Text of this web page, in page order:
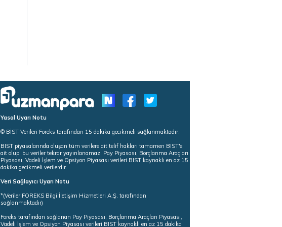
Yasal Uyarı Notu
© BİST Verileri Foreks tarafından 15 dakika gecikmeli sağlanmaktadır.
BIST piyasalarında oluşan tüm verilere ait telif hakları tamamen BIST'e
ait olup, bu veriler tekrar yayınlanamaz. Pay Piyasası, Borçlanma Araçları
Piyasası, Vadeli İşlem ve Opsiyon Piyasası verileri BIST kaynaklı en az 15
dakika gecikmeli verilerdir.
Veri Sağlayıcı Uyarı Notu
*(Veriler FOREKS Bilgi İletişim Hizmetleri A.Ş. tarafından
sağlanmaktadır)
Foreks tarafından sağlanan Pay Piyasası, Borçlanma Araçları Piyasası,
Vadeli İşlem ve Opsiyon Piyasası verileri BIST kaynaklı en az 15 dakika